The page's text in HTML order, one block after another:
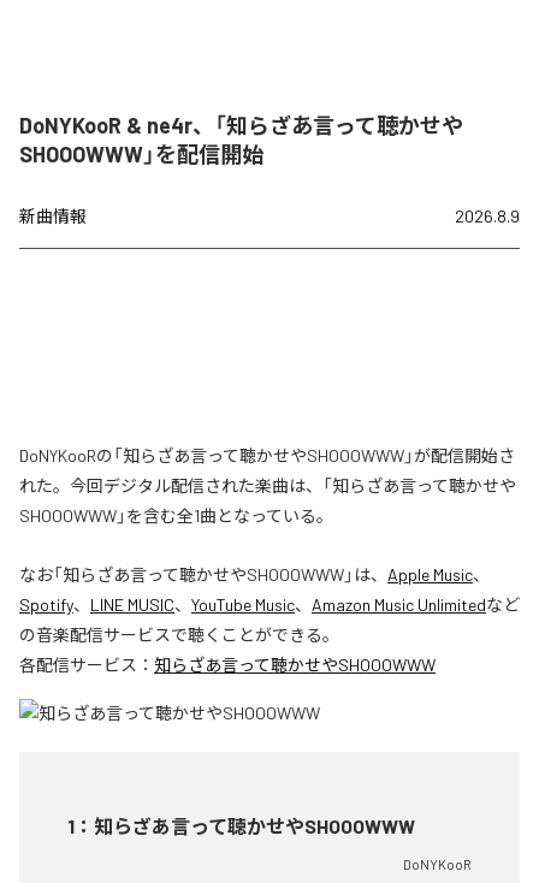
DoNYKooR & ne4r、「知らざあ言って聴かせや
SHOOOWWW」を配信開始
新曲情報 2026.8.9
DoNYKooRの「知らざあ言って聴かせやSHOOOWWW」が配信開始さ
れた。今回デジタル配信された楽曲は、「知らざあ言って聴かせや
SHOOOWWW」を含む全1曲となっている。
なお「知らざあ言って聴かせやSHOOOWWW」は、 Apple Music、
Spotify、 LINE MUSIC、 YouTube Music、 Amazon Music Unlimitedなど
の音楽配信サービスで聴くことができる。
各配信サービス： 知らざあ言って聴かせやSHOOOWWW
1 ： 知らざあ言って聴かせやSHOOOWWW
DoNYKooR